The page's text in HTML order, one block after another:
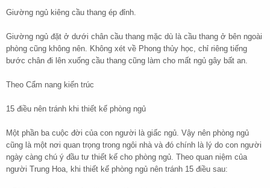
Giường ngủ kiêng cầu thang ép đỉnh.
Giường ngủ đặt ở dưới chân cầu thang mặc dù là cầu thang ở bên ngoài
phòng cũng không nên. Không xét về Phong thủy học, chỉ riêng tiếng
bước chân đi lên xuống cầu thang cũng làm cho mất ngủ gây bất an.
Theo Cẩm nang kiến trúc
15 điều nên tránh khi thiết kế phòng ngủ
Một phần ba cuộc đời của con người là giấc ngủ. Vậy nên phòng ngủ
cũng là một nơi quan trọng trong ngôi nhà và đó chính là lý do con người
ngày càng chú ý đầu tư thiết kế cho phòng ngủ. Theo quan niệm của
người Trung Hoa, khi thiết kế phòng ngủ nên tránh 15 điều sau: